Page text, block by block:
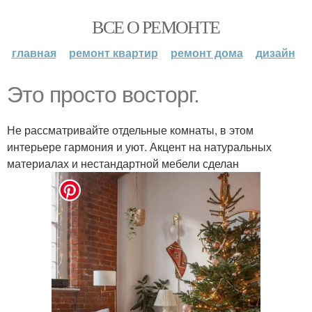
ВСЕ О РЕМОНТЕ
главная ремонт квартир ремонт дома дизайн
Это просто восторг.
Не рассматривайте отдельные комнаты, в этом
интерьере гармония и уют. Акцент на натуральных
материалах и нестандартной мебели сделан